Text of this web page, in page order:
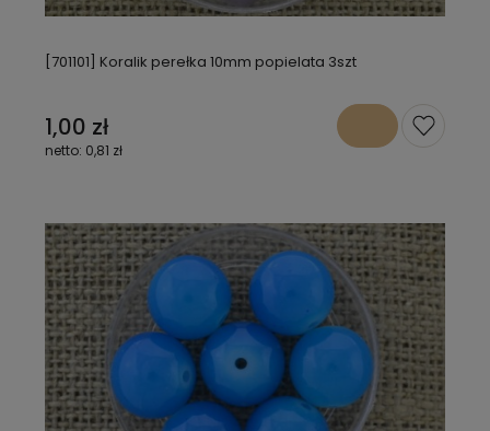
[701101] Koralik perełka 10mm popielata 3szt
1,00 zł
0,81 zł